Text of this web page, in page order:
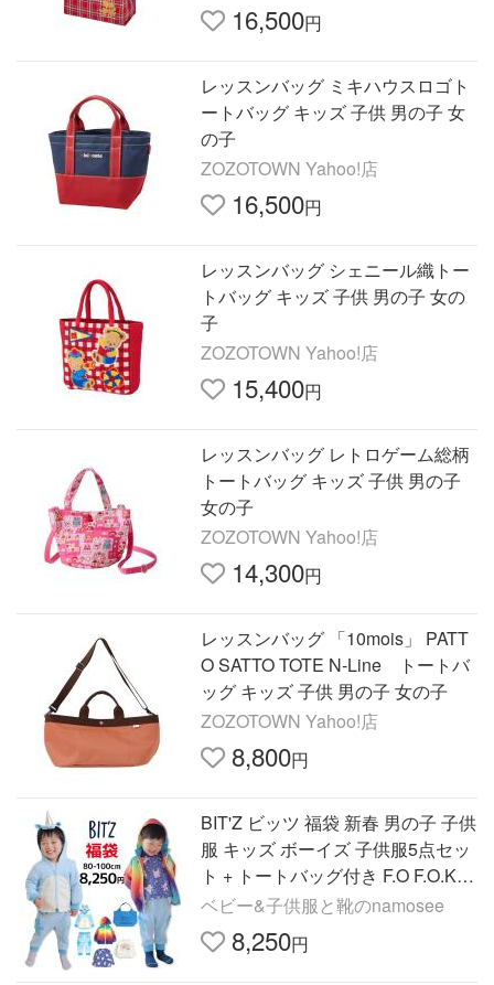
16,500円
レッスンバッグ ミキハウスロゴト
ートバッグ キッズ 子供 男の子 女
の子
ZOZOTOWN Yahoo!店
16,500円
レッスンバッグ シェニール織トー
トバッグ キッズ 子供 男の子 女の
子
ZOZOTOWN Yahoo!店
15,400円
レッスンバッグ レトロゲーム総柄
トートバッグ キッズ 子供 男の子
女の子
ZOZOTOWN Yahoo!店
14,300円
レッスンバッグ 「10mois」 PATT
O SATTO TOTE N-Line トートバ
ッグ キッズ 子供 男の子 女の子
ZOZOTOWN Yahoo!店
8,800円
BIT'Z ビッツ 福袋 新春 男の子 子供
服 キッズ ボーイズ 子供服5点セッ
ト + トートバッグ付き F.O F.O.KID
S エフオーキッズ 80cm 90cm 95c
m 100cm B182012 爆買
ベビー&子供服と靴のnamosee
8,250円